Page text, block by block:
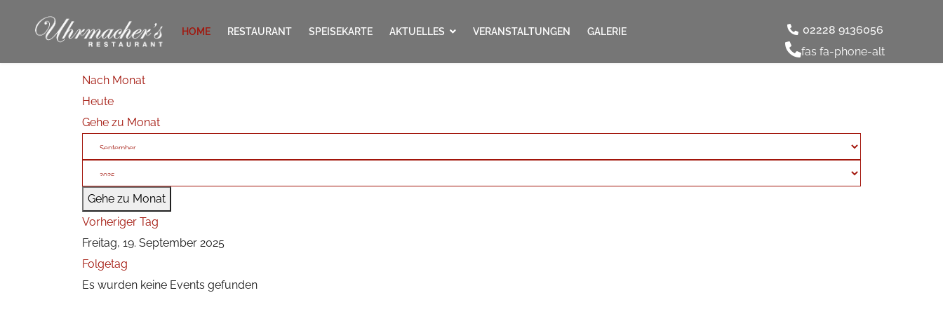
HOME RESTAURANT SPEISEKARTE AKTUELLES VERANSTALTUNGEN GALERIE
02228 9136056
fas fa-phone-alt
Nach Monat
Heute
Gehe zu Monat
Gehe zu Monat
Vorheriger Tag
Freitag, 19. September 2025
Folgetag
Es wurden keine Events gefunden